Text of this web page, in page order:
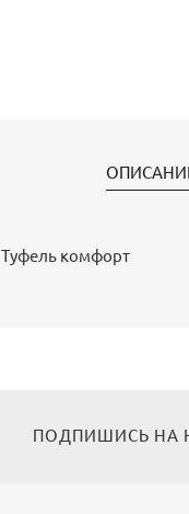
Туфель комфорт
ПОДПИШИСЬ НА